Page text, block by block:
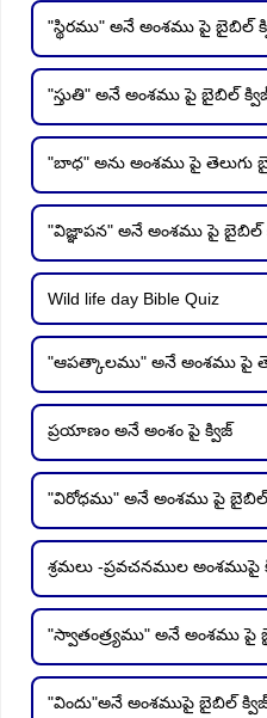
"స్థిరము" అనే అంశము పై బైబిల్
"స్తుతి" అనే అంశము పై బైబిల్
"బాధ" అను అంశము పై తెలుగు
"విజ్ఞాపన" అనే అంశము పై బైబిల్
Wild life day Bible Quiz
"ఆపత్కాలము" అనే అంశము పై
ప్రయాణం అనే అంశం పై క్విజ్
"విరోధము" అనే అంశము పై బైబిల్
శ్రమలు -ప్రవచనముల అంశముపై
"స్వాతంత్ర్యము" అనే అంశము పై
"విందు"అనే అంశముపై బైబిల్